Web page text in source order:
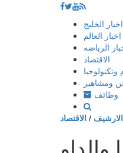
إذهب
المحتوى
اخبار الخليج
اخبار العالم
الرياضه
الاقتصاد
وتكنولوجيا
ومشاهير
وظائف
الارشيف / الاقتصاد